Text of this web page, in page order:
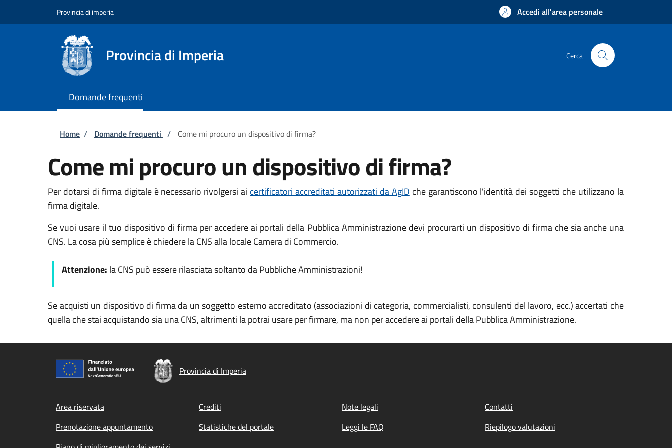
Provincia di imperia Accedi all'area personale
Provincia di Imperia Cerca
Domande frequenti
Briciole di pane
Home / Domande frequenti / Come mi procuro un dispositivo di firma?
Come mi procuro un dispositivo di firma?
Per dotarsi di firma digitale è necessario rivolgersi ai certificatori accreditati autorizzati da AgID che garantiscono l'identità dei soggetti che utilizzano la
firma digitale.
Se vuoi usare il tuo dispositivo di firma per accedere ai portali della Pubblica Amministrazione devi procurarti un dispositivo di firma che sia anche una
CNS. La cosa più semplice è chiedere la CNS alla locale Camera di Commercio.
Attenzione: la CNS può essere rilasciata soltanto da Pubbliche Amministrazioni!
Se acquisti un dispositivo di firma da un soggetto esterno accreditato (associazioni di categoria, commercialisti, consulenti del lavoro, ecc.) accertati che
quella che stai acquistando sia una CNS, altrimenti la potrai usare per firmare, ma non per accedere ai portali della Pubblica Amministrazione.
Provincia di Imperia
Footer menu
Area riservata Crediti Note legali
Contatti
Prenotazione appuntamento
Statistiche del portale Leggi le FAQ
Riepilogo valutazioni